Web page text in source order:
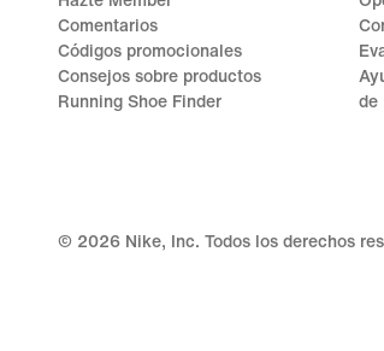
Comentarios
Códigos promocionales
Consejos sobre productos
Running Shoe Finder
de
© 2026 Nike, Inc. Todos los derechos